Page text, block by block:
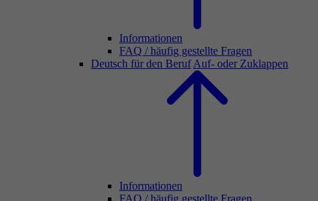
Informationen
FAQ / häufig gestellte Fragen
Deutsch für den Beruf Auf- oder Zuklappen
Informationen
FAQ / häufig gestellte Fragen